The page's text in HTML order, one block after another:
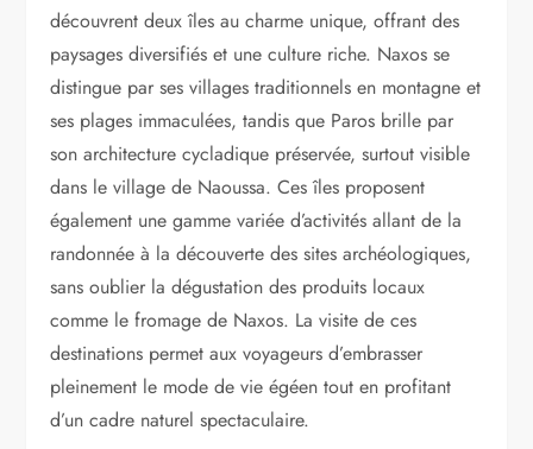
découvrent deux îles au charme unique, offrant des
paysages diversifiés et une culture riche. Naxos se
distingue par ses villages traditionnels en montagne et
ses plages immaculées, tandis que Paros brille par
son architecture cycladique préservée, surtout visible
dans le village de Naoussa. Ces îles proposent
également une gamme variée d’activités allant de la
randonnée à la découverte des sites archéologiques,
sans oublier la dégustation des produits locaux
comme le fromage de Naxos. La visite de ces
destinations permet aux voyageurs d’embrasser
pleinement le mode de vie égéen tout en profitant
d’un cadre naturel spectaculaire.